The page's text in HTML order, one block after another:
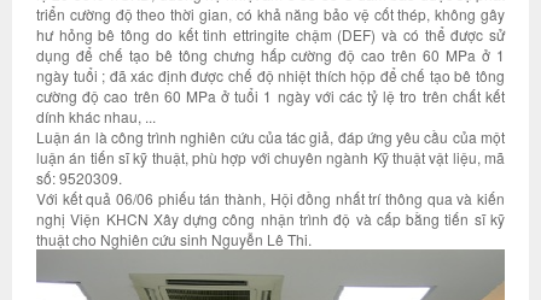
triển cường độ theo thời gian, có khả năng bảo vệ cốt thép, không gây
hư hỏng bê tông do kết tinh ettringite chậm (DEF) và có thể được sử
dụng để chế tạo bê tông chưng hấp cường độ cao trên 60 MPa ở 1
ngày tuổi ; đã xác định được chế độ nhiệt thích hộp để chế tạo bê tông
cường độ cao trên 60 MPa ở tuổi 1 ngày với các tỷ lệ tro trên chất kết
dính khác nhau, ...
Luận án là công trình nghiên cứu của tác giả, đáp ứng yêu cầu của một
luận án tiến sĩ kỹ thuật, phù hợp với chuyên ngành Kỹ thuật vật liệu, mã
số: 9520309.
Với kết quả 06/06 phiếu tán thành, Hội đồng nhất trí thông qua và kiến
nghị Viện KHCN Xây dựng công nhận trình độ và cấp bằng tiến sĩ kỹ
thuật cho Nghiên cứu sinh Nguyễn Lê Thi.